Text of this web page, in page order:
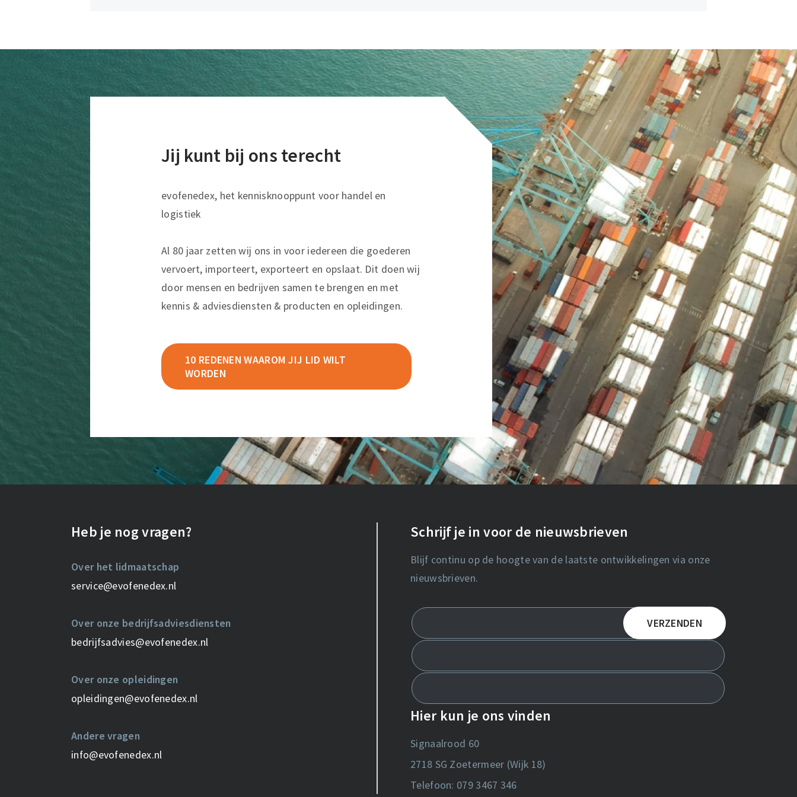
Jij kunt bij ons terecht
evofenedex, het kennisknooppunt voor handel en
logistiek
Al 80 jaar zetten wij ons in voor iedereen die goederen
vervoert, importeert, exporteert en opslaat. Dit doen wij
door mensen en bedrijven samen te brengen en met
kennis & adviesdiensten & producten en opleidingen.
10 REDENEN WAAROM JIJ LID WILT
WORDEN
Heb je nog vragen?
Over het lidmaatschap
service@evofenedex.nl
Over onze bedrijfsadviesdiensten
bedrijfsadvies@evofenedex.nl
Over onze opleidingen
opleidingen@evofenedex.nl
Andere vragen
info@evofenedex.nl
Schrijf je in voor de nieuwsbrieven
Blijf continu op de hoogte van de laatste ontwikkelingen via onze
nieuwsbrieven.
Hier kun je ons vinden
Signaalrood 60
2718 SG Zoetermeer (Wijk 18)
Telefoon: 079 3467 346